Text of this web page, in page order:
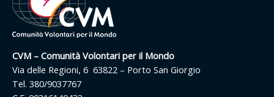
CVM – Comunità Volontari per il Mondo
Via delle Regioni, 6 63822 – Porto San Giorgio
Tel. 380/9037767